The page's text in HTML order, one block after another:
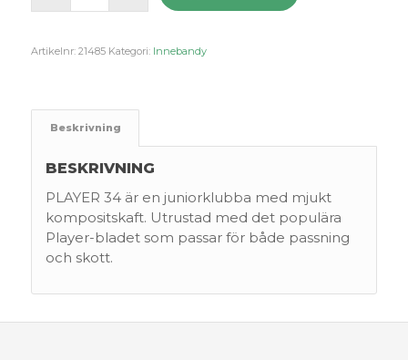
Artikelnr: 21485 Kategori: Innebandy
Beskrivning
BESKRIVNING
PLAYER 34 är en juniorklubba med mjukt
kompositskaft. Utrustad med det populära
Player-bladet som passar för både passning
och skott.